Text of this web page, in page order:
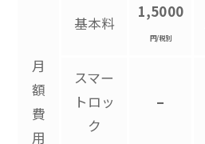
月
額
費
用
基本料
1,5000
円/税別
スマー
トロッ
ク
–